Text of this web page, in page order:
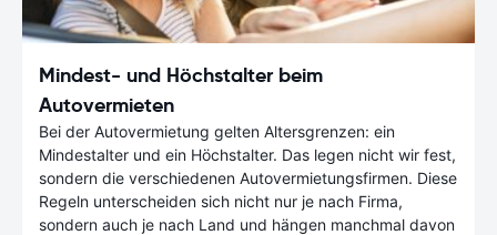
Mindest- und Höchstalter beim
Autovermieten
Bei der Autovermietung gelten Altersgrenzen: ein
Mindestalter und ein Höchstalter. Das legen nicht wir fest,
sondern die verschiedenen Autovermietungsfirmen. Diese
Regeln unterscheiden sich nicht nur je nach Firma,
sondern auch je nach Land und hängen manchmal davon